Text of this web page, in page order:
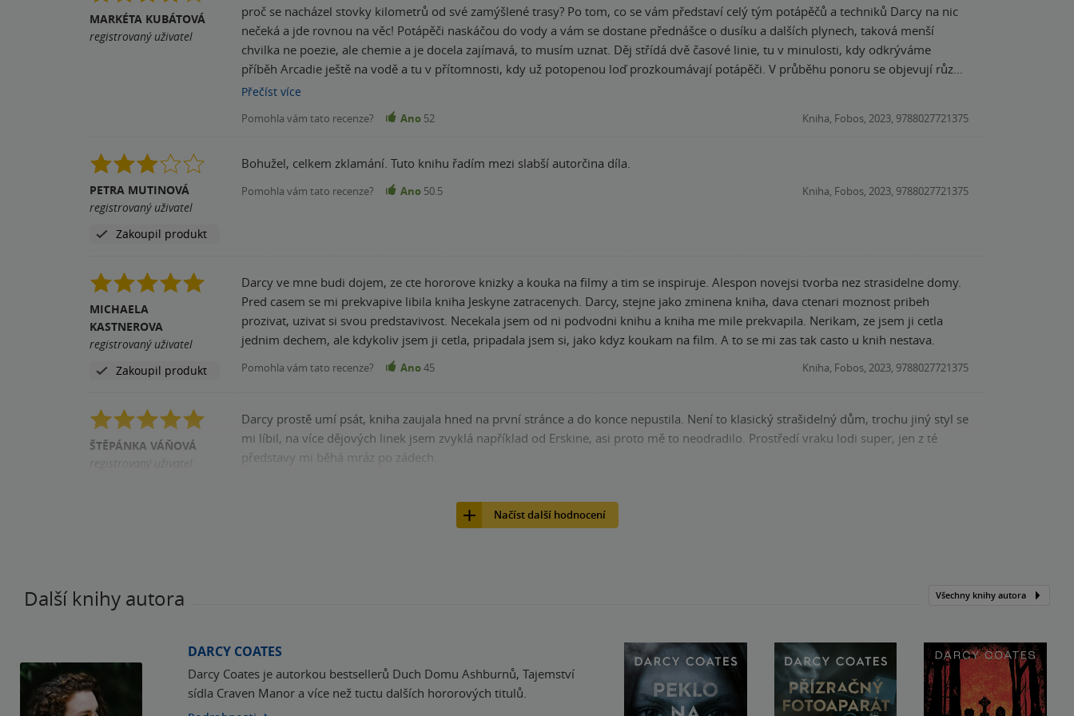
MARKÉTA KUBÁTOVÁ
registrovaný uživatel
proč se nacházel stovky kilometrů od své zamýšlené trasy? Po tom, co se vám představí celý tým potápěčů a techniků Darcy na nic
nečeká a jde rovnou na věc! Potápěči naskáčou do vody a vám se dostane přednášce o dusíku a dalších plynech, taková menší
chvilka ne poezie, ale chemie a je docela zajímavá, to musím uznat. Děj střídá dvě časové linie, tu v minulosti, kdy odkrýváme
příběh Arcadie ještě na vodě a tu v přítomnosti, kdy už potopenou loď prozkoumávají potápěči. V průběhu ponoru se objevují různé
zvláštnosti, které nejsou nijak zvlášť hororové. Ve filmovém zpracování si myslím, že by to bylo podstatně lepší, protože tu tmu,
mezitím potápěči odkrývají různá zákoutí a snaží se pochopit co se tehdy stalo. Postavy nejsou ničím neobvyklé, takže vás to k nim
"bojujete" a to je na ní to dobré. Jako celek bych knihu ohodnotila na takový lepší průměr, proto dávám 3,5⭐️ z 5.
Přečíst více
Pomohla vám tato recenze? Ano 52 Kniha, Fobos, 2023, 9788027721375
PETRA MUTINOVÁ
registrovaný uživatel
Zakoupil produkt
Bohužel, celkem zklamání. Tuto knihu řadím mezi slabší autorčina díla.
Pomohla vám tato recenze? Ano 50.5 Kniha, Fobos, 2023, 9788027721375
MICHAELA
KASTNEROVA
registrovaný uživatel
Zakoupil produkt
Darcy ve mne budi dojem, ze cte hororove knizky a kouka na filmy a tim se inspiruje. Alespon novejsi tvorba nez strasidelne domy.
Pred casem se mi prekvapive libila kniha Jeskyne zatracenych. Darcy, stejne jako zminena kniha, dava ctenari moznost pribeh
prozivat, uzivat si svou predstavivost. Necekala jsem od ni podvodni knihu a kniha me mile prekvapila. Nerikam, ze jsem ji cetla
jednim dechem, ale kdykoliv jsem ji cetla, pripadala jsem si, jako kdyz koukam na film. A to se mi zas tak casto u knih nestava.
Pomohla vám tato recenze? Ano45 Kniha, Fobos, 2023, 9788027721375
ŠTĚPÁNKA VÁŇOVÁ
Darcy prostě umí psát, kniha zaujala hned na první stránce a do konce nepustila. Není to klasický strašidelný dům, trochu jiný styl se
mi líbil, na více dějových linek jsem zvyklá například od Erskine, asi proto mě to neodradilo. Prostředí vraku lodi super, jen z té
představy mi běhá mráz po zádech.
Načíst další hodnocení
Další knihy autora Všechny knihy autora
DARCY COATES
Darcy Coates je autorkou bestsellerů Duch Domu Ashburnů, Tajemství
sídla Craven Manor a více než tuctu dalších hororových titulů.